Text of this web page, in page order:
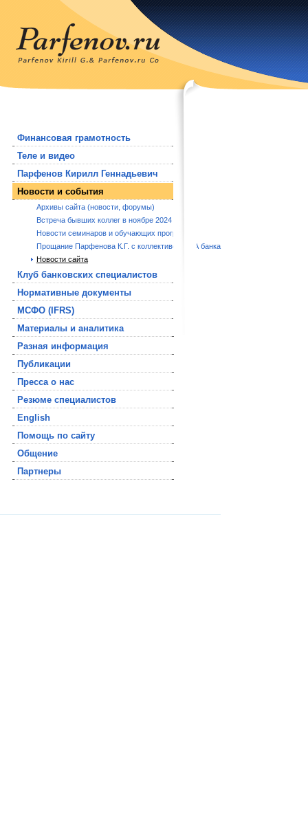
Финансовая грамотность
Теле и видео
Парфенов Кирилл Геннадьевич
Новости и события
Архивы сайта (новости, форумы)
Встреча бывших коллег в ноябре 2024 года.
Новости семинаров и обучающих программ
Прощание Парфенова К.Г. с коллективом РБА банка
Новости сайта
Клуб банковских специалистов
Нормативные документы
МСФО (IFRS)
Материалы и аналитика
Разная информация
Публикации
Пресса о нас
Резюме специалистов
English
Помощь по сайту
Общение
Партнеры